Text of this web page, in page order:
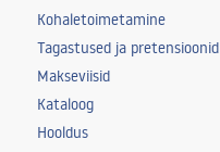
Kohaletoimetamine
Tagastused ja pretensioonid
Makseviisid
Kataloog
Hooldus